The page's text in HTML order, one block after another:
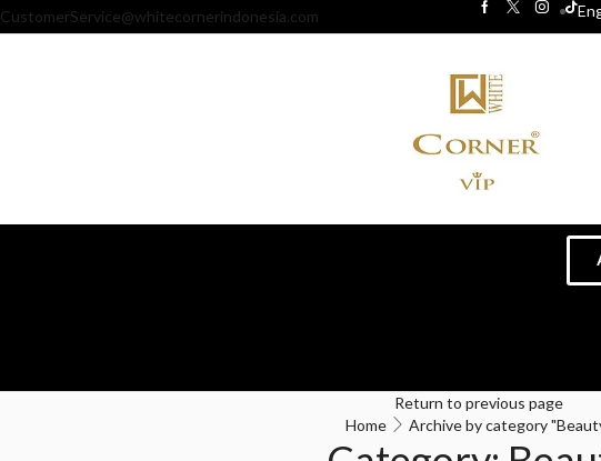
CustomerService@whitecornerindonesia.com
Return to previous page
Home
Archive by category